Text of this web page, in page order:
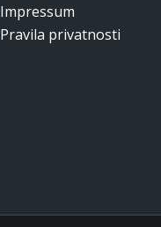
Impressum
Pravila privatnosti